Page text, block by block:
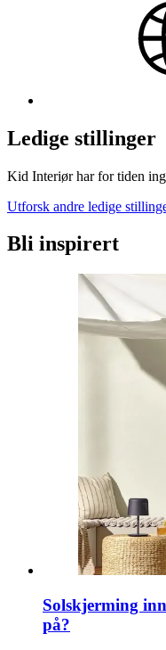
Ledige stillinger
Kid Interiør har for tiden
Utforsk andre ledige
Bli inspirert
Solskjerming
på?